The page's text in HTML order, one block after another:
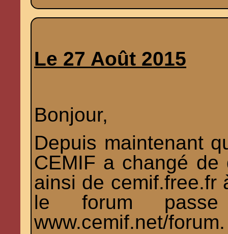
Le 27 Août 2015
Bonjour,
Depuis maintenant
CEMIF a changé de
ainsi de cemif.free.fr
le forum
www.cemif.net/forum.